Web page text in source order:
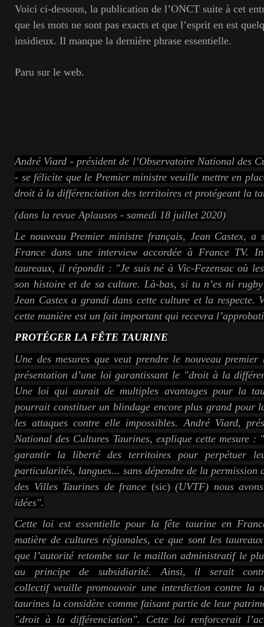
Voici ci-dessous, la publication de l’ONCT suite à cet
que les mots ne sont pas exacts et que l’esprit en est
insidieux. Il manque la dernière phrase essentielle.
Paru sur le web.
André Viard - président de l’Observatoire National des
- se félicite que le Premier ministre veuille mettre en
droit à la différenciation des territoires et protégeant la
(dans la revue Aplausos - samedi 18 juillet 2020)
Le nouveau Premier ministre français, Jean Castex, a
France dans une interview accordée à France TV.
taureaux, il répondit : "Je suis né à Vic-Fezensac où
son histoire et de sa culture. Là-bas, si tu n’es ni
Jean Castex a grandi dans cette culture et la respecte.
cette manière est un fait important qui recevra
PROTÉGER LA FÊTE TAURINE
Une des mesures que veut prendre le nouveau
présentation d’une loi garantissant le "droit à la
Une loi qui aurait de multiples avantages pour la
pourrait constituer un blindage encore plus grand pour
les attaques contre elle impossibles. André Viard,
National des Cultures Taurines, explique cette mesure :
garantir la liberté des territoires pour perpétuer
particularités, langues... sans dépendre de la permission
des Villes Taurines de france (sic)(UVTF) nous
idées".
Cette loi est essentielle pour la fête taurine en
matière de cultures régionales, ce que sont les
que l’autorité retombe sur le maillon administratif le
au principe de subsidiarité.
Ainsi, il serait
collectif veuille promouvoir une interdiction contre la
taurines la considère comme faisant partie de leur
"droit à la différenciation".
Cette loi renforcerait